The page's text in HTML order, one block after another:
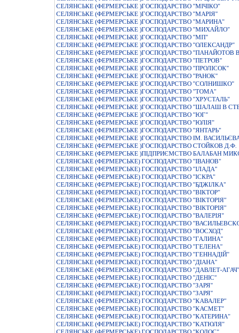
СЕЛЯНСЬКЕ (ФЕРМЕРСЬКЕ )ГОСПОДАРСТВО "МIЧIКО"
СЕЛЯНСЬКЕ (ФЕРМЕРСЬКЕ )ГОСПОДАРСТВО "МАРІЯ"
СЕЛЯНСЬКЕ (ФЕРМЕРСЬКЕ )ГОСПОДАРСТВО "МАРИНА"
СЕЛЯНСЬКЕ (ФЕРМЕРСЬКЕ )ГОСПОДАРСТВО "МИХАЙЛО"
СЕЛЯНСЬКЕ (ФЕРМЕРСЬКЕ )ГОСПОДАРСТВО "МП"
СЕЛЯНСЬКЕ (ФЕРМЕРСЬКЕ )ГОСПОДАРСТВО "ОЛЕКСАНДР"
СЕЛЯНСЬКЕ (ФЕРМЕРСЬКЕ )ГОСПОДАРСТВО "ПАНАЙОТОВ
СЕЛЯНСЬКЕ (ФЕРМЕРСЬКЕ )ГОСПОДАРСТВО "ПЕТРОВ"
СЕЛЯНСЬКЕ (ФЕРМЕРСЬКЕ )ГОСПОДАРСТВО "ПРОЛІСОК"
СЕЛЯНСЬКЕ (ФЕРМЕРСЬКЕ )ГОСПОДАРСТВО "РАНОК"
СЕЛЯНСЬКЕ (ФЕРМЕРСЬКЕ )ГОСПОДАРСТВО "СОЛНИШКО"
СЕЛЯНСЬКЕ (ФЕРМЕРСЬКЕ )ГОСПОДАРСТВО "ТОМА"
СЕЛЯНСЬКЕ (ФЕРМЕРСЬКЕ )ГОСПОДАРСТВО "ХРУСТАЛЬ"
СЕЛЯНСЬКЕ (ФЕРМЕРСЬКЕ )ГОСПОДАРСТВО "ШАЛАШ В
СЕЛЯНСЬКЕ (ФЕРМЕРСЬКЕ )ГОСПОДАРСТВО "ЮГ"
СЕЛЯНСЬКЕ (ФЕРМЕРСЬКЕ )ГОСПОДАРСТВО "ЮЛІЯ"
СЕЛЯНСЬКЕ (ФЕРМЕРСЬКЕ )ГОСПОДАРСТВО "ЯНТАРЬ"
СЕЛЯНСЬКЕ (ФЕРМЕРСЬКЕ )ГОСПОДАРСТВО IМ.
СЕЛЯНСЬКЕ (ФЕРМЕРСЬКЕ )ГОСПОДАРСТВО СТОЙКОВ Д.Ф.
СЕЛЯНСЬКЕ (ФЕРМЕРСЬКЕ )ПIДПРИЄМСТВО БАЛАБАН
СЕЛЯНСЬКЕ (ФЕРМЕРСЬКЕ) ГОСПОДАРСТВО "IВАНОВ"
СЕЛЯНСЬКЕ (ФЕРМЕРСЬКЕ) ГОСПОДАРСТВО "IЛАДА"
СЕЛЯНСЬКЕ (ФЕРМЕРСЬКЕ) ГОСПОДАРСТВО "IСКРА"
СЕЛЯНСЬКЕ (ФЕРМЕРСЬКЕ) ГОСПОДАРСТВО "БДЖIЛКА"
СЕЛЯНСЬКЕ (ФЕРМЕРСЬКЕ) ГОСПОДАРСТВО "ВIКТОР"
СЕЛЯНСЬКЕ (ФЕРМЕРСЬКЕ) ГОСПОДАРСТВО "ВIКТОРIЯ"
СЕЛЯНСЬКЕ (ФЕРМЕРСЬКЕ) ГОСПОДАРСТВО "ВIКТОРIЯ"
СЕЛЯНСЬКЕ (ФЕРМЕРСЬКЕ) ГОСПОДАРСТВО "ВАЛЕРIЯ"
СЕЛЯНСЬКЕ (ФЕРМЕРСЬКЕ) ГОСПОДАРСТВО
СЕЛЯНСЬКЕ (ФЕРМЕРСЬКЕ) ГОСПОДАРСТВО "ВОСХОД"
СЕЛЯНСЬКЕ (ФЕРМЕРСЬКЕ) ГОСПОДАРСТВО "ГАЛИНА"
СЕЛЯНСЬКЕ (ФЕРМЕРСЬКЕ) ГОСПОДАРСТВО "ГЕЛЕНА"
СЕЛЯНСЬКЕ (ФЕРМЕРСЬКЕ) ГОСПОДАРСТВО "ГЕННАДІЙ"
СЕЛЯНСЬКЕ (ФЕРМЕРСЬКЕ) ГОСПОДАРСТВО "ДIАНА"
СЕЛЯНСЬКЕ (ФЕРМЕРСЬКЕ) ГОСПОДАРСТВО "ДАВЛЕТ-АГАЧ"
СЕЛЯНСЬКЕ (ФЕРМЕРСЬКЕ) ГОСПОДАРСТВО "ДЕНIС"
СЕЛЯНСЬКЕ (ФЕРМЕРСЬКЕ) ГОСПОДАРСТВО "ЗАРЯ"
СЕЛЯНСЬКЕ (ФЕРМЕРСЬКЕ) ГОСПОДАРСТВО "ЗАРЯ"
СЕЛЯНСЬКЕ (ФЕРМЕРСЬКЕ) ГОСПОДАРСТВО "КАВАЛЕР"
СЕЛЯНСЬКЕ (ФЕРМЕРСЬКЕ) ГОСПОДАРСТВО "КАСМЕТ"
СЕЛЯНСЬКЕ (ФЕРМЕРСЬКЕ) ГОСПОДАРСТВО "КАТЕРИНА"
СЕЛЯНСЬКЕ (ФЕРМЕРСЬКЕ) ГОСПОДАРСТВО "КАТЮЛЯ"